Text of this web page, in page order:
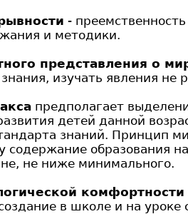
-
и методики.
представления о
изучать явления не
предполагает
детей данной
знаний. Принцип
содержание образования
не ниже минимального.
комфортности
в школе и на